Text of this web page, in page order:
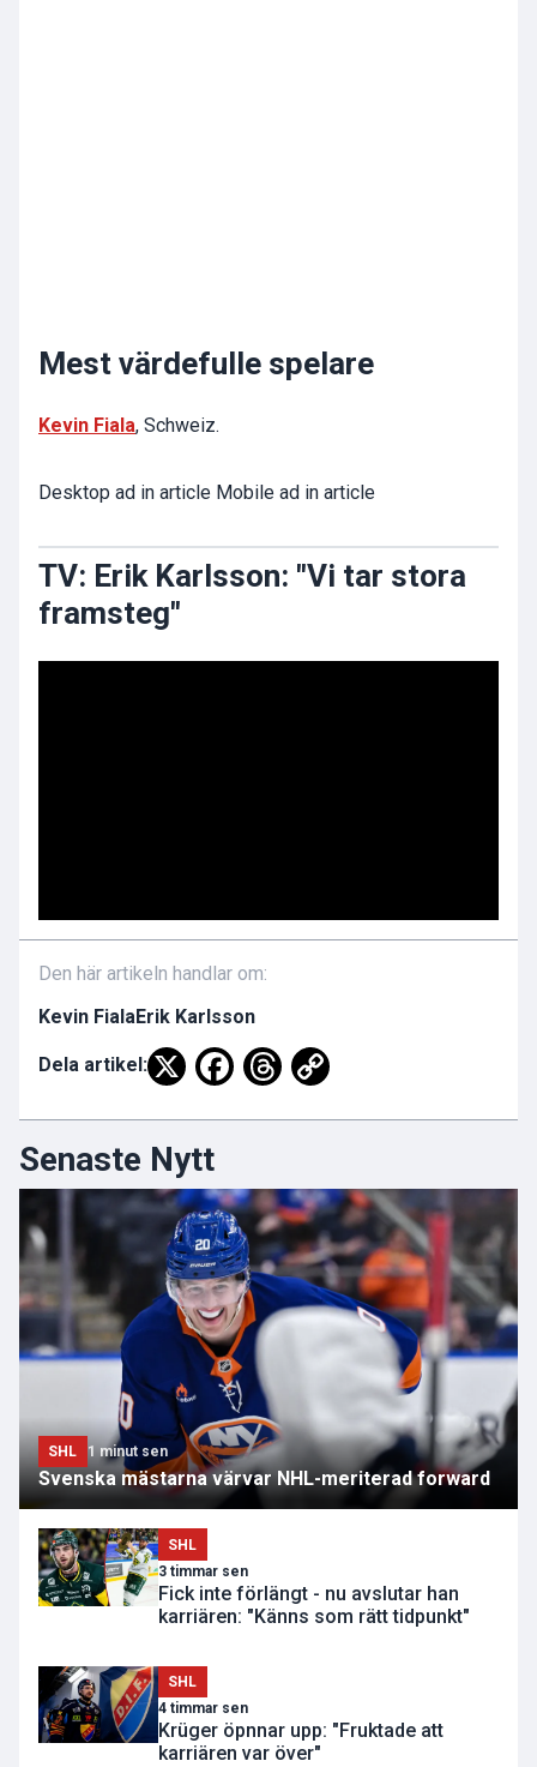
Mest värdefulle spelare
Kevin Fiala, Schweiz.
Desktop ad in article Mobile ad in article
TV: Erik Karlsson: "Vi tar stora
framsteg"
Den här artikeln handlar om:
Kevin FialaErik Karlsson
Dela artikel:
Senaste Nytt
SHL 1 minut sen
Svenska mästarna värvar NHL-meriterad forward
SHL
3 timmar sen
Fick inte förlängt - nu avslutar han
karriären: "Känns som rätt tidpunkt"
SHL
4 timmar sen
Krüger öpnnar upp: "Fruktade att
karriären var över"